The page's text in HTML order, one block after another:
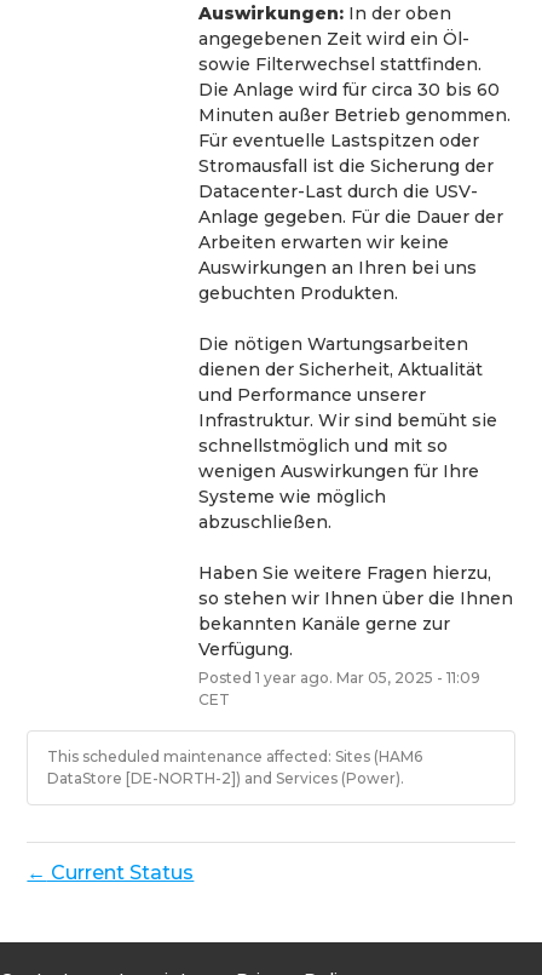
Auswirkungen: In der oben
angegebenen Zeit wird ein Öl-
sowie Filterwechsel stattfinden.
Die Anlage wird für circa 30 bis 60
Minuten außer Betrieb genommen.
Für eventuelle Lastspitzen oder
Stromausfall ist die Sicherung der
Datacenter-Last durch die USV-
Anlage gegeben. Für die Dauer der
Arbeiten erwarten wir keine
Auswirkungen an Ihren bei uns
gebuchten Produkten.
Die nötigen Wartungsarbeiten
dienen der Sicherheit, Aktualität
und Performance unserer
Infrastruktur. Wir sind bemüht sie
schnellstmöglich und mit so
wenigen Auswirkungen für Ihre
Systeme wie möglich
abzuschließen.
Haben Sie weitere Fragen hierzu,
so stehen wir Ihnen über die Ihnen
bekannten Kanäle gerne zur
Verfügung.
Posted 1 year ago. Mar 05, 2025 - 11:09
CET
This scheduled maintenance affected: Sites (HAM6
DataStore [DE-NORTH-2]) and Services (Power).
← Current Status